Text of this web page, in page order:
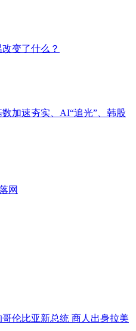
变了什么？
加速夯实、AI“追光”、韩股
网
哥伦比亚新总统 商人出身拉美